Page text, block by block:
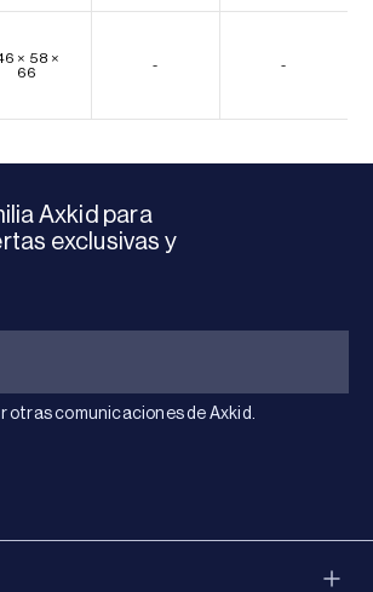
× 58 ×
66
- -
Axkid para
exclusivas y
otras comunicaciones de Axkid.